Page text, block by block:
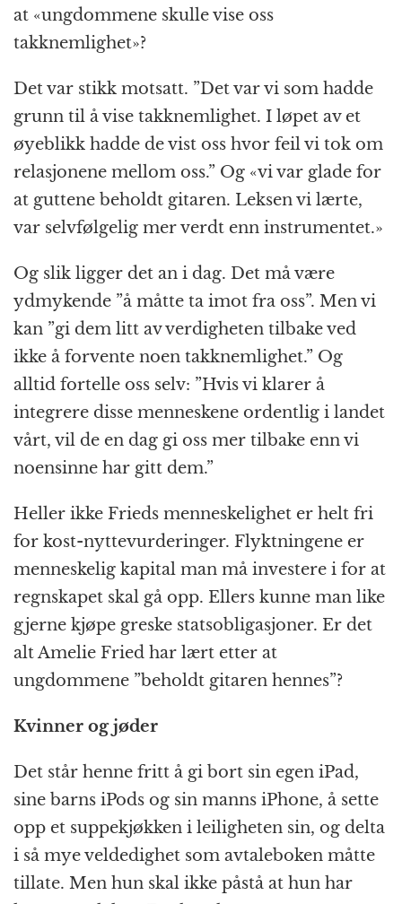
at «ungdommene skulle vise oss
takknemlighet»?
Det var stikk motsatt. ”Det var vi som hadde
grunn til å vise takknemlighet. I løpet av et
øyeblikk hadde de vist oss hvor feil vi tok om
relasjonene mellom oss.” Og «vi var glade for
at guttene beholdt gitaren. Leksen vi lærte,
var selvfølgelig mer verdt enn instrumentet.»
Og slik ligger det an i dag. Det må være
ydmykende ”å måtte ta imot fra oss”. Men vi
kan ”gi dem litt av verdigheten tilbake ved
ikke å forvente noen takknemlighet.” Og
alltid fortelle oss selv: ”Hvis vi klarer å
integrere disse menneskene ordentlig i landet
vårt, vil de en dag gi oss mer tilbake enn vi
noensinne har gitt dem.”
Heller ikke Frieds menneskelighet er helt fri
for kost-nyttevurderinger. Flyktningene er
menneskelig kapital man må investere i for at
regnskapet skal gå opp. Ellers kunne man like
gjerne kjøpe greske statsobligasjoner. Er det
alt Amelie Fried har lært etter at
ungdommene ”beholdt gitaren hennes”?
Kvinner og jøder
Det står henne fritt å gi bort sin egen iPad,
sine barns iPods og sin manns iPhone, å sette
opp et suppekjøkken i leiligheten sin, og delta
i så mye veldedighet som avtaleboken måtte
tillate. Men hun skal ikke påstå at hun har